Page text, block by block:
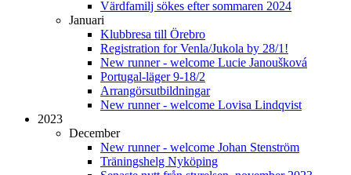
Värdfamilj sökes efter sommaren 2024
Januari
Klubbresa till Örebro
Registration for Venla/Jukola by 28/1!
New runner - welcome Lucie Janoušková
Portugal-läger 9-18/2
Arrangörsutbildningar
New runner - welcome Lovisa Lindqvist
2023
December
New runner - welcome Johan Stenström
Träningshelg Nyköping